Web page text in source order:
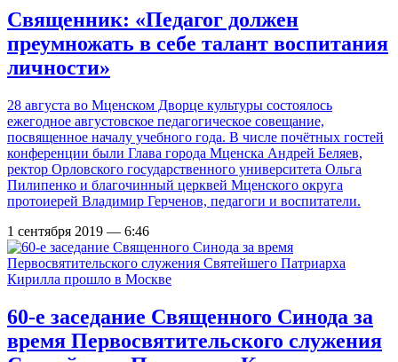
Священник: «Педагог должен
преумножать в себе талант воспитания
личности»
28 августа во Мценском Дворце культуры состоялось
ежегодное августовское педагогическое совещание,
посвященное началу учебного года. В числе почётных гостей
конференции были Глава города Мценска Андрей Беляев,
ректор Орловского государственного университета Ольга
Пилипенко и благочинный церквей Мценского округа
протоиерей Владимир Герченов, педагоги и воспитатели.
1 сентября 2019 — 6:46
60-е заседание Священного Синода за
время Первосвятительского служения